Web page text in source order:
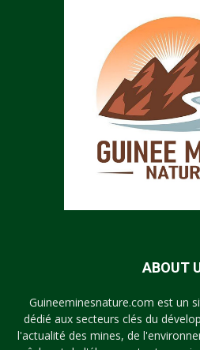
ABOUT
Guineeminesnature.com est un
dédié aux secteurs clés du
l'actualité des mines, de